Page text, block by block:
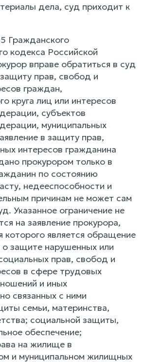
дела, суд приходит к
Гражданского
кодекса Российской
вправе обратиться в суд
прав, свобод и
граждан,
круга лиц или интересов
субъектов
муниципальных
в защиту прав,
интересов гражданина
прокурором только в
по состоянию
недееспособности и
причинам не может сам
Указанное ограничение не
на заявление прокурора,
которого является обращение
о защите нарушенных или
прав, свобод и
в сфере трудовых
и иных
связанных с ними
семьи, материнства,
социальной защиты,
обеспечение;
на жилище в
и муниципальном жилищных